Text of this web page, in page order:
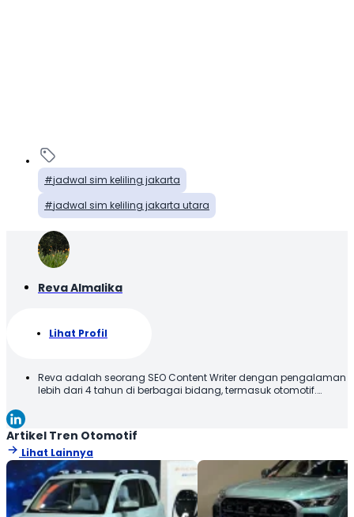
jadwal sim keliling jakarta
jadwal sim keliling jakarta utara
Reva Almalika
Lihat Profil
Reva adalah seorang SEO Content Writer dengan pengalaman
lebih dari 4 tahun di berbagai bidang, termasuk otomotif.
informatif, menarik, dan mudah dipahami oleh pembaca.
Artikel Tren Otomotif
Lihat Lainnya